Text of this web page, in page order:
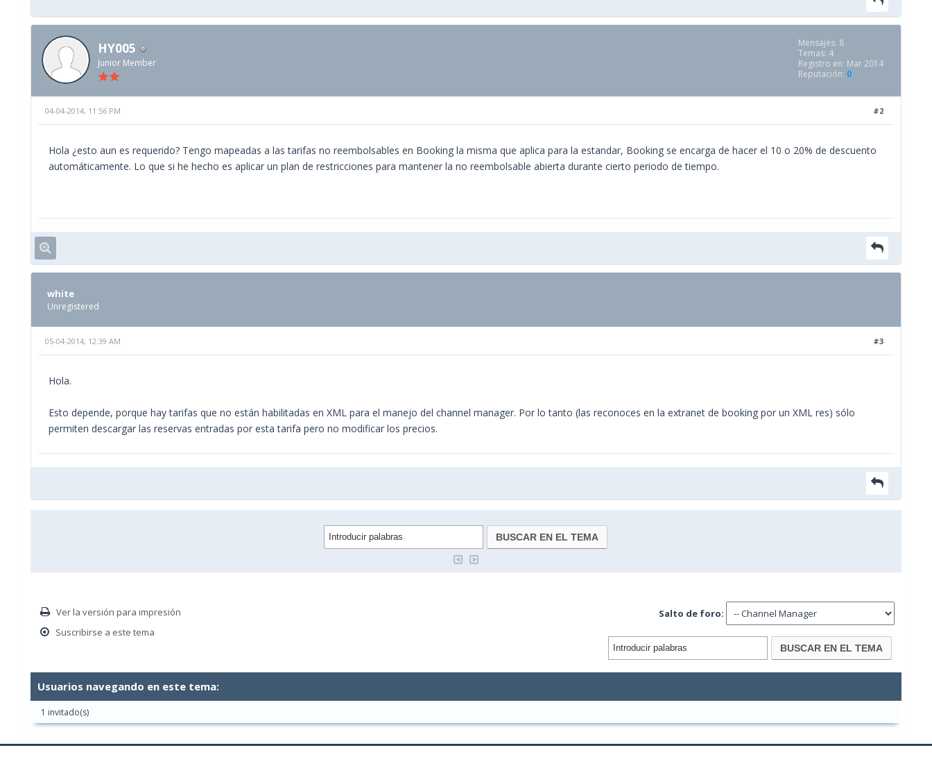
HY005
Junior Member
Mensajes: 8
Temas: 4
Registro en: Mar 2014
Reputación: 0
#2
04-04-2014, 11:56 PM
Hola ¿esto aun es requerido? Tengo mapeadas a las tarifas no reembolsables en Booking la misma que aplica para la estandar, Booking se encarga de hacer el 10 o 20% de descuento
automáticamente. Lo que si he hecho es aplicar un plan de restricciones para mantener la no reembolsable abierta durante cierto periodo de tiempo.
white
Unregistered
#3
05-04-2014, 12:39 AM
Hola.
Esto depende, porque hay tarifas que no están habilitadas en XML para el manejo del channel manager. Por lo tanto (las reconoces en la extranet de booking por un XML res) sólo
permiten descargar las reservas entradas por esta tarifa pero no modificar los precios.
Ver la versión para impresión
Suscribirse a este tema
Salto de foro:
Usuarios navegando en este tema:
1 invitado(s)